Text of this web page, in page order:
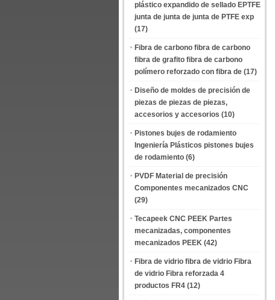
plástico expandido de sellado EPTFE
junta de junta de junta de PTFE exp
(17)
Fibra de carbono fibra de carbono
fibra de grafito fibra de carbono
polímero reforzado con fibra de (17)
Diseño de moldes de precisión de
piezas de piezas de piezas,
accesorios y accesorios (10)
Pistones bujes de rodamiento
Ingeniería Plásticos pistones bujes
de rodamiento (6)
PVDF Material de precisión
Componentes mecanizados CNC
(29)
Tecapeek CNC PEEK Partes
mecanizadas, componentes
mecanizados PEEK (42)
Fibra de vidrio fibra de vidrio Fibra
de vidrio Fibra reforzada 4
productos FR4 (12)